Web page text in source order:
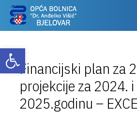
Otvori alatnu traku
Financijski plan za
projekcije za 2024. i
2025.godinu –